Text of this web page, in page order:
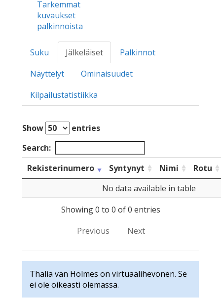
Tarkemmat
kuvaukset
palkinnoista
Suku Jälkeläiset
Palkinnot
Näyttelyt
Ominaisuudet
Kilpailustatistiikka
Show
entries
Search:
Rekisterinumero
Syntynyt Nimi
Rotu
No data available in table
Showing 0 to 0 of 0 entries
Previous
Next
Thalia van Holmes on virtuaalihevonen. Se
ei ole oikeasti olemassa.